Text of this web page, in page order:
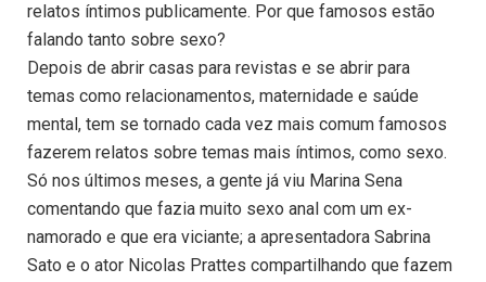
relatos íntimos publicamente. Por que famosos estão
falando tanto sobre sexo?
Depois de abrir casas para revistas e se abrir para
temas como relacionamentos, maternidade e saúde
mental, tem se tornado cada vez mais comum famosos
fazerem relatos sobre temas mais íntimos, como sexo.
Só nos últimos meses, a gente já viu Marina Sena
comentando que fazia muito sexo anal com um ex-
namorado e que era viciante; a apresentadora Sabrina
Sato e o ator Nicolas Prattes compartilhando que fazem